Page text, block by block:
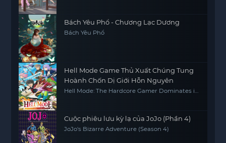
Bách Yêu Phổ - Chương Lạc Dương
Bách Yêu Phổ
Hell Mode Game Thủ Xuất Chúng Tung
Hoành Chốn Dị Giới Hỗn Nguyên
Hell Mode: The Hardcore Gamer Dominates in
Cuộc phiêu lưu kỳ lạ của JoJo (Phần 4)
JoJo's Bizarre Adventure (Season 4)